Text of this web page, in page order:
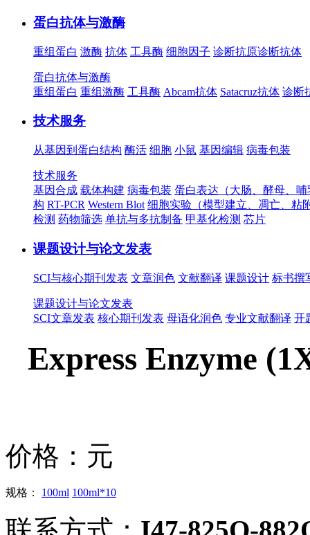
蛋白抗体与激酶
重组蛋白 激酶 抗体 工具酶 细胞因子 诊断抗原诊断抗体
蛋白抗体与激酶
重组蛋白 重组激酶 工具酶 Abcam抗体 Satacruz抗体 诊断
技术服务
从基因到蛋白结构 酶活 细胞 小鼠 基因编辑 病毒包装
技术服务
基因合成 载体构建 病毒包装 蛋白表达（大肠、酵母、
构 RT-PCR Western Blot 细胞实验（模型建立、凋亡、粘
检测 药物筛选 单抗与多抗制备 甲基化检测 芯片
课题设计与论文发表
SCI与核心期刊发表 文章润色 文献翻译 课题设计 标书撰
课题设计与论文发表
SCI文章发表 核心期刊发表 母语化润色 专业文献翻译 开
Express Enzyme
价格： 元
规格： 100ml 100ml*10